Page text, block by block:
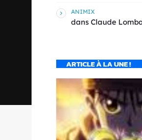
ANIMIX
dans Claude
ARTICLE À LA UNE !